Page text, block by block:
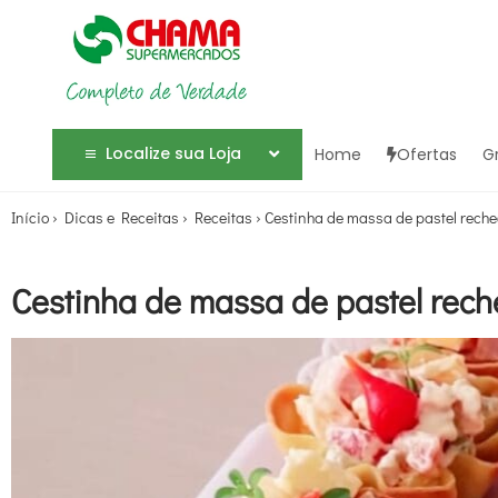
Localize sua Loja Home Ofertas
Início › Dicas e Receitas › Receitas › Cestinha de massa de pastel
Cestinha de massa de pastel